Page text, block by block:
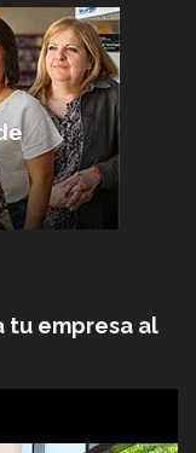
tu empresa al